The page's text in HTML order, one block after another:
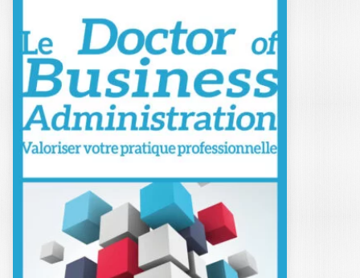
80 TALES OF DBA
IMPACT /…
MICHEL KALIKA|STEPHEN PLATT
FRÉDÉRIC BRANGER|ALINE CLOSSE